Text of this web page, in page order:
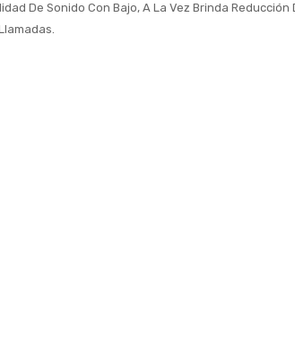
De Sonido Con Bajo, A La Vez Brinda